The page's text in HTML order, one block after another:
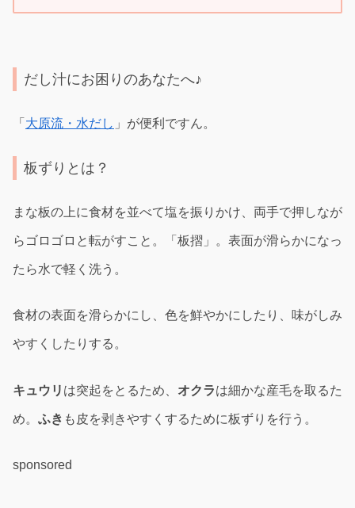
だし汁にお困りのあなたへ♪
「 大原流・水だし 」が便利ですん。
板ずりとは？
まな板の上に食材を並べて塩を振りかけ、両手で押しなが
らゴロゴロと転がすこと。「板摺」。表面が滑らかになっ
たら水で軽く洗う。
食材の表面を滑らかにし、色を鮮やかにしたり、味がしみ
やすくしたりする。
キュウリ は突起をとるため、 オクラは細かな産毛を取るた
め。 ふき も皮を剥きやすくするために板ずりを行う。
sponsored